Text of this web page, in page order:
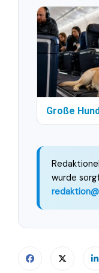
Große
wurde